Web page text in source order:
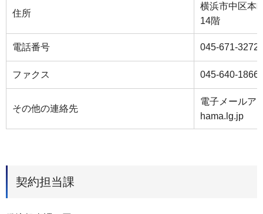
住所
横浜市中区本
14階
電話番号 045-671-3272
ファクス 045-640-1866
その他の連絡先
電子メールア
hama.lg.jp
契約担当課